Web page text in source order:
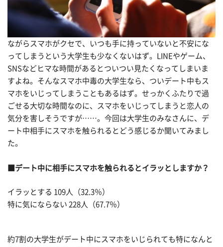
ながらスマホがクセで、いつも手に持っていないと不安にな
ってしまうという大学生も少なくないはず。LINEやゲーム、
SNSなどヒマな時間があるとついつい見たくなってしまいま
すよね。そんなスマホ中毒の大学生なら、ついデート中もス
マホをいじってしまうこともあるはず。せっかくふたりで過
ごせる大切な時間なのに、スマホをいじってしまうと恋人の
気分を害しそうですが……。今回は大学生のみなさんに、デ
ート中相手にスマホを触られるとどう感じるか聞いてみまし
た。
■デート中に相手にスマホを触られるとイラッとしますか？
イラッとする 109人（32.3％）
特に気にならない 228人（67.7％）
約7割の大学生がデート中にスマホをいじられても特になんと